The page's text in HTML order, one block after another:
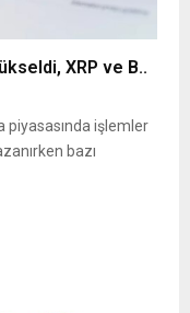
XRP ve B..
piyasasında işlemler
bazı